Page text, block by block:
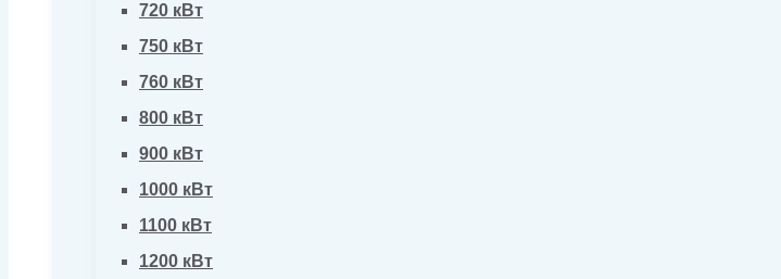
720 кВт
750 кВт
760 кВт
800 кВт
900 кВт
1000 кВт
1100 кВт
1200 кВт